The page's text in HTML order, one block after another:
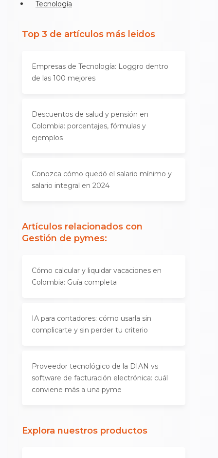
Tecnología
Top 3 de artículos más leidos
Empresas de Tecnología: Loggro dentro
de las 100 mejores
Descuentos de salud y pensión en
Colombia: porcentajes, fórmulas y
ejemplos
Conozca cómo quedó el salario mínimo y
salario integral en 2024
Artículos relacionados con
Gestión de pymes:
Cómo calcular y liquidar vacaciones en
Colombia: Guía completa
IA para contadores: cómo usarla sin
complicarte y sin perder tu criterio
Proveedor tecnológico de la DIAN vs
software de facturación electrónica: cuál
conviene más a una pyme
Explora nuestros productos